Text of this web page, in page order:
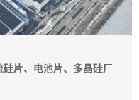
片、电池片、多晶硅厂